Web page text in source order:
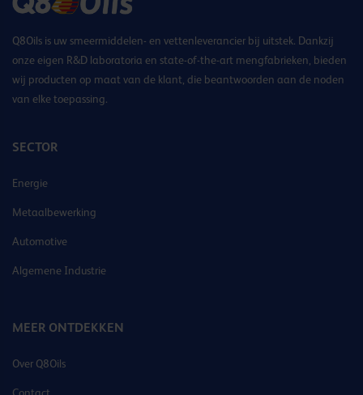
Q8Oils is uw smeermiddelen- en vettenleverancier bij uitstek. Dankzij
onze eigen R&D laboratoria en state-of-the-art mengfabrieken, bieden
wij producten op maat van de klant, die beantwoorden aan de noden
van elke toepassing.
SECTOR
Energie
Metaalbewerking
Automotive
Algemene Industrie
MEER ONTDEKKEN
Over Q8Oils